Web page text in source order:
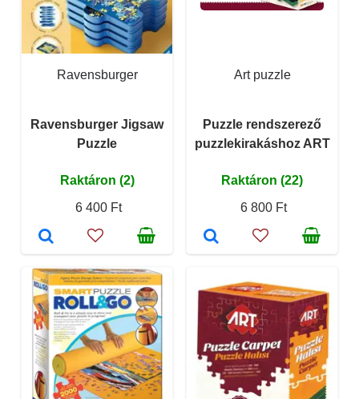
Ravensburger
Ravensburger Jigsaw
Puzzle
Raktáron (2)
6 400 Ft
Art puzzle
Puzzle rendszerező
puzzlekirakáshoz ART
Raktáron (22)
6 800 Ft